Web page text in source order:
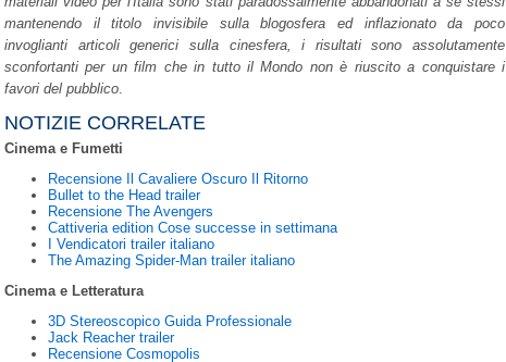
mantenendo il titolo invisibile sulla blogosfera ed inflazionato da poco
invoglianti articoli generici sulla cinesfera, i risultati sono assolutamente
sconfortanti per un film che in tutto il Mondo non è riuscito a conquistare i
favori del pubblico
NOTIZIE CORRELATE
Cinema e Fumetti
Recensione Il Cavaliere Oscuro Il Ritorno
Bullet to the Head trailer
Recensione The Avengers
Cattiveria edition Cose successe in settimana
I Vendicatori trailer italiano
The Amazing Spider-Man trailer italiano
Cinema e Letteratura
3D Stereoscopico Guida Professionale
Jack Reacher trailer
Recensione Cosmopolis